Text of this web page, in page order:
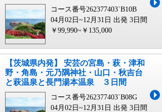
コース番号262377403`B10B
04月02日~12月31日 出発 3日間
￥99,990~￥135,000
【茨城県内発】 安芸の宮島・萩・津和
野・角島・元乃隅神社・山口・秋吉台
と萩温泉と長門湯本温泉 ３日間
コース番号262377403`B08G
04月02日~12月31日 出発 3日間